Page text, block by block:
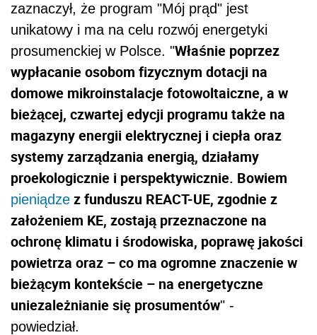
zaznaczył, że program "Mój prąd" jest
unikatowy i ma na celu rozwój energetyki
prosumenckiej w Polsce. "Właśnie poprzez
wypłacanie osobom fizycznym dotacji na
domowe mikroinstalacje fotowoltaiczne, a w
bieżącej, czwartej edycji programu także na
magazyny energii elektrycznej i ciepła oraz
systemy zarządzania energią, działamy
proekologicznie i perspektywicznie. Bowiem
pieniądze z funduszu REACT-UE, zgodnie z
założeniem KE, zostają przeznaczone na
ochronę klimatu i środowiska, poprawę jakości
powietrza oraz – co ma ogromne znaczenie w
bieżącym kontekście – na energetyczne
uniezależnianie się prosumentów" -
powiedział.